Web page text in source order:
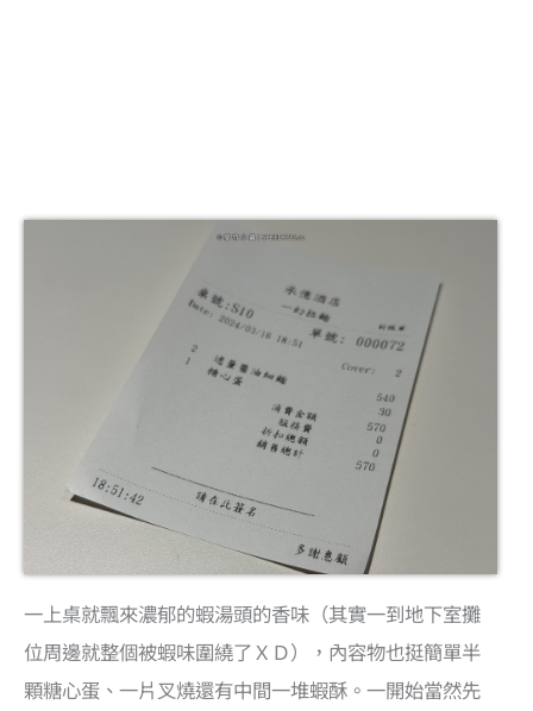
一上桌就飄來濃郁的蝦湯頭的香味（其實一到地下室攤
位周邊就整個被蝦味圍繞了ＸＤ），內容物也挺簡單半
顆糖心蛋、一片叉燒還有中間一堆蝦酥。一開始當然先